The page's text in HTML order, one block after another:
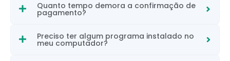
Quanto tempo demora a confirmação de
pagamento?
Preciso ter algum programa instalado no
meu computador?